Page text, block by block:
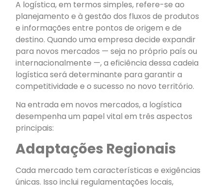
A logística, em termos simples, refere-se ao
planejamento e à gestão dos fluxos de produtos
e informações entre pontos de origem e de
destino. Quando uma empresa decide expandir
para novos mercados — seja no próprio país ou
internacionalmente —, a eficiência dessa cadeia
logística será determinante para garantir a
competitividade e o sucesso no novo território.
Na entrada em novos mercados, a logística
desempenha um papel vital em três aspectos
principais:
Adaptações Regionais
Cada mercado tem características e exigências
únicas. Isso inclui regulamentações locais,